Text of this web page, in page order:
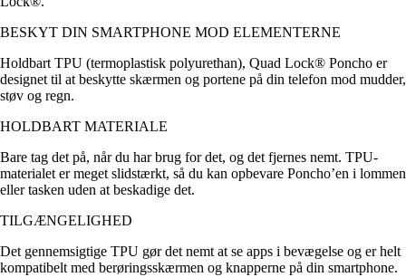
BESKYT DIN SMARTPHONE MOD ELEMENTERNE
Holdbart TPU (termoplastisk polyurethan), Quad Lock® Poncho er
designet til at beskytte skærmen og portene på din telefon mod mudder,
støv og regn.
HOLDBART MATERIALE
Bare tag det på, når du har brug for det, og det fjernes nemt. TPU-
materialet er meget slidstærkt, så du kan opbevare Poncho’en i lommen
eller tasken uden at beskadige det.
TILGÆNGELIGHED
Det gennemsigtige TPU gør det nemt at se apps i bevægelse og er helt
kompatibelt med berøringsskærmen og knapperne på din smartphone.